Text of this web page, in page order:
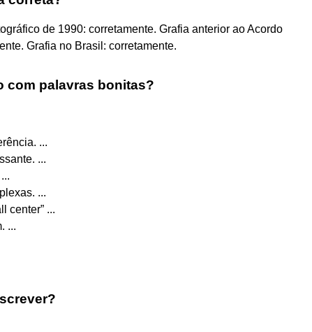
de 1990: corretamente. Grafia anterior ao Acordo
Grafia no Brasil: corretamente.
com palavras bonitas?
...
...
...
center” ...
...